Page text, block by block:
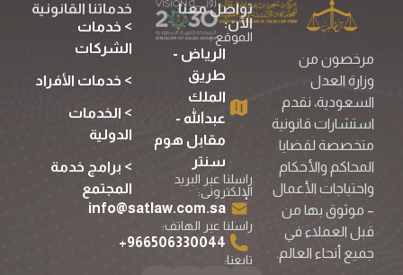
مرخصون من
وزارة العدل
السعودية، نقدم
استشارات قانونية
متخصصة لقضايا
المحاكم والأحكام
واحتياجات الأعمال
– موثوق بها من
قبل العملاء في
جميع أنحاء العالم.
تواصل معنا
الآن:
الموقع :
الرياض -
طريق
الملك
عبدالله -
مقابل هوم
سنتر
راسلنا عبر البريد
الإلكترونى:
info@satlaw.com.sa
راسلنا عبر الهاتف:
966506330044⁩+
تابعنا:
خدماتنا القانونية
> خدمات
الشركات
> خدمات الأفراد
> الخدمات
الدولية
> برامج خدمة
المجتمع